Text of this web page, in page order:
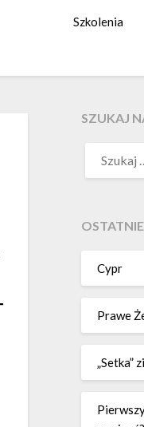
Szkolenia
SZUKAJ
Cypr
Prawe
„Setka”